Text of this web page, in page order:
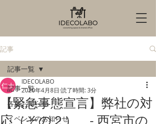
記事
記事一覧
各種お知らせ
イベントのお知らせ
記事一覧
【緊急事態宣言】弊社の対
応（その２） - 西宮市の
IDECOLABO
2020年4月8日 読了時間: 3分